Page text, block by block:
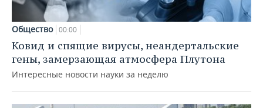
Общество 00:00
Ковид и спящие вирусы, неандертальские
гены, замерзающая атмосфера Плутона
Интересные новости науки за неделю